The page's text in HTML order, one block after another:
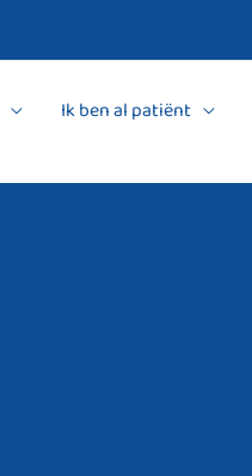
Ik ben al patiënt